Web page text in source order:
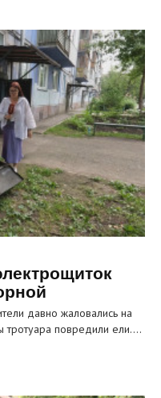
давно жаловались на
тротуара повредили ели.…